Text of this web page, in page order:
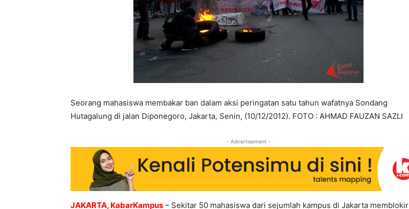
Seorang mahasiswa membakar ban dalam aksi peringatan satu tahun wafatnya Sondang
Hutagalung di jalan Diponegoro, Jakarta, Senin, (10/12/2012). FOTO : AHMAD FAUZAN SAZLI
- Advertisement -
JAKARTA, KabarKampus – Sekitar 50 mahasiswa dari sejumlah kampus di Jakarta memblokir